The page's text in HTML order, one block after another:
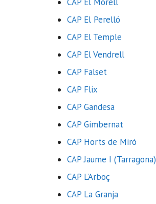
CAP El Perelló
CAP El Temple
CAP El Vendrell
CAP Falset
CAP Flix
CAP Gandesa
CAP Gimbernat
CAP Horts de Miró
CAP Jaume I (Tarragona)
CAP L’Arboç
CAP La Granja